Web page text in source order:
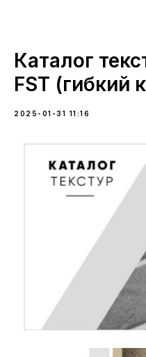
Каталог
FST (гибкий
2025-01-31 11:16